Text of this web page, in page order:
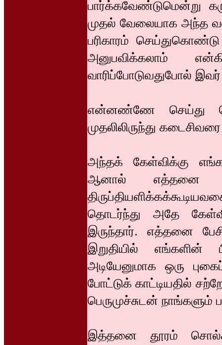
பார்க்கவேண்டுமென்று
முதல் வேலையாக அந்த
பரிகாரம்
அனுபவிக்கலாம்
வாரிப்போடுவதுபோல்
என்னண்ணே செய்து
முதலிலிருந்து
அந்தக் கேள்விக்கு
ஆனால் எத்தனை
தொடர்ந்து அதே
இருந்தார். எத்தனை
இறுதியில் எங்களின்
அடியேனுமாக ஒரு
போட்டுக் காட்டியதில்
பெருமுச்சுடன்
இத்தனை தூரம்